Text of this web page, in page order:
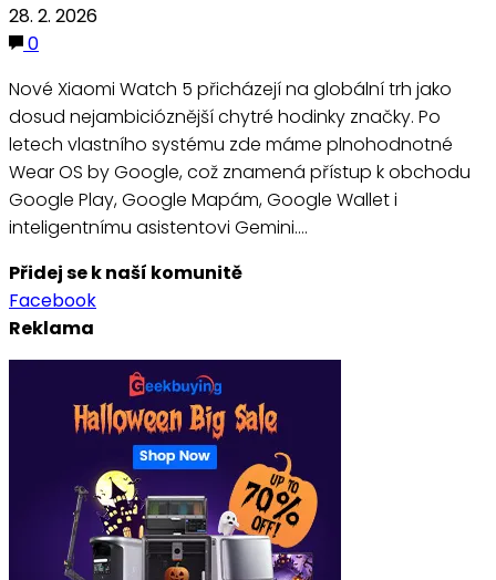
28. 2. 2026
0
Nové Xiaomi Watch 5 přicházejí na globální trh jako
dosud nejambicióznější chytré hodinky značky. Po
letech vlastního systému zde máme plnohodnotné
Wear OS by Google, což znamená přístup k obchodu
Google Play, Google Mapám, Google Wallet i
inteligentnímu asistentovi Gemini.…
Přidej se k naší komunitě
Facebook
Reklama